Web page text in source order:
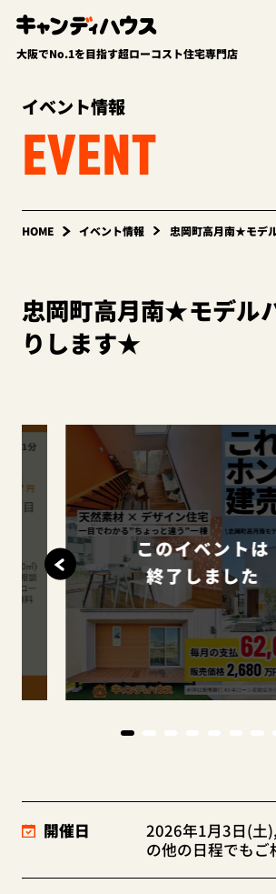
大阪でNo.1を目指す超ローコスト住宅専門店
イベント情報
EVENT
HOME イベント情報 忠岡町高月南★モデ
忠岡町高月南★モデル
りします★
このイベントは
終了しました
開催日
2026年1月3日(
の他の日程でもご